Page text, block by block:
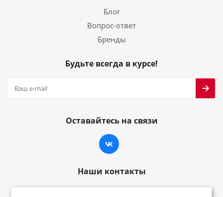
Блог
Вопрос-ответ
Бренды
Будьте всегда в курсе!
Оставайтесь на связи
Наши контакты